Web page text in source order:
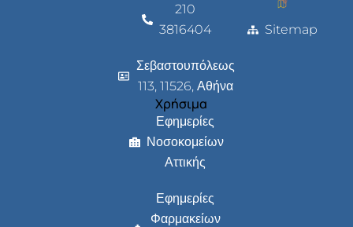
210
3816404
Σεβαστουπόλεως
113, 11526, Αθήνα
Χρήσιμα
Εφημερίες
Νοσοκομείων
Αττικής
Εφημερίες
Φαρμακείων
Sitemap